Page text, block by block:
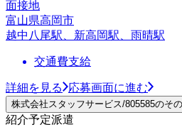
面接地
富山県高岡市
越中八尾駅、新高岡駅、雨晴駅
交通費支給
詳細を見る 応募画面に進む
株式会社スタッフサービス/805585のそ
紹介予定派遣